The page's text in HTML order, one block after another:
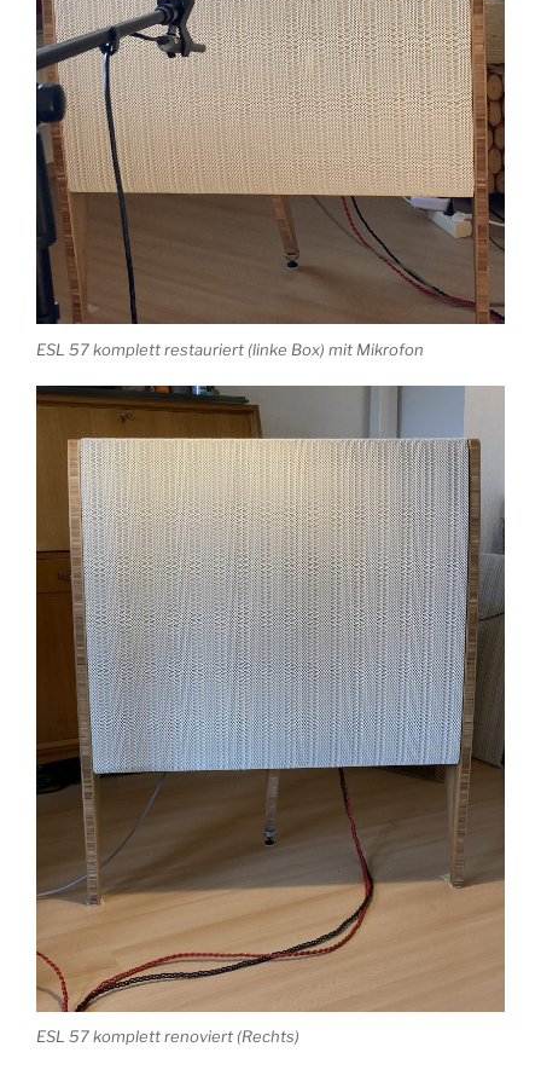
ESL 57 komplett restauriert (linke Box) mit Mikrofon
ESL 57 komplett renoviert (Rechts)